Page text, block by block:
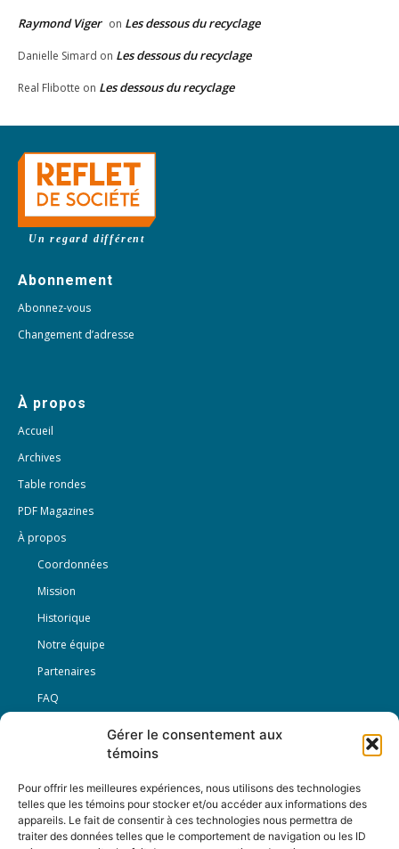
Gérer le consentement aux
témoins
Pour offrir les meilleures expériences, nous utilisons des technologies
telles que les témoins pour stocker et/ou accéder aux informations des
appareils. Le fait de consentir à ces technologies nous permettra de
traiter des données telles que le comportement de navigation ou les ID
Raymond Viger on Les dessous du recyclage
Danielle Simard on Les dessous du recyclage
Real Flibotte on Les dessous du recyclage
Un regard différent
Abonnement
Abonnez-vous
Changement d’adresse
À propos
Accueil
Archives
Table rondes
PDF Magazines
À propos
Coordonnées
Mission
Historique
Notre équipe
Partenaires
FAQ
Conditions générales
Nous Suivre